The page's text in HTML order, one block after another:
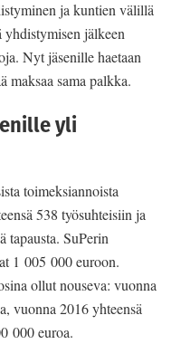
ja kuntien välillä
yhdistymisen jälkeen
Nyt jäsenille haetaan
maksaa sama palkka.
yli
toimeksiannoista
538 työsuhteisiin ja
tapausta. SuPerin
1 005 000 euroon.
ollut nouseva: vuonna
vuonna 2016 yhteensä
000 euroa.